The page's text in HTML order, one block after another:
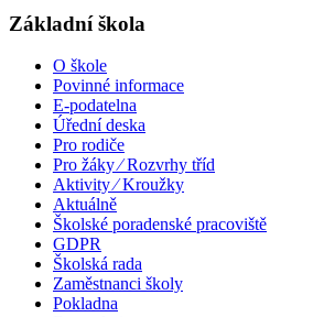
Základní škola
O škole
Povinné informace
E-podatelna
Úřední deska
Pro rodiče
Pro žáky ⁄ Rozvrhy tříd
Aktivity ⁄ Kroužky
Aktuálně
Školské poradenské pracoviště
GDPR
Školská rada
Zaměstnanci školy
Pokladna